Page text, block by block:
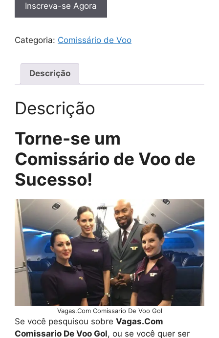
Inscreva-se Agora
Categoria: Comissário de Voo
Descrição
Descrição
Torne-se um
Comissário de Voo de
Sucesso!
Vagas.Com Comissario De Voo Gol
Se você pesquisou sobre Vagas.Com
Comissario De Voo Gol, ou se você quer ser